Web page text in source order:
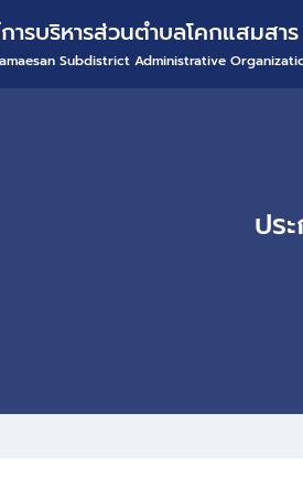
ารบริหารส่วนตำบลโคกแสมสาร
Subdistrict Administrative
ปร